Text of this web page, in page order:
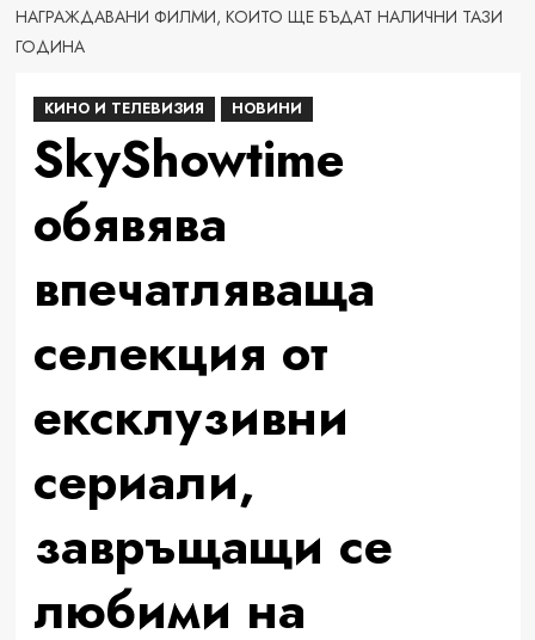
НАГРАЖДАВАНИ ФИЛМИ, КОИТО ЩЕ БЪДАТ НАЛИЧНИ ТАЗИ
ГОДИНА
КИНО И ТЕЛЕВИЗИЯ НОВИНИ
SkyShowtime
обявява
впечатляваща
селекция от
ексклузивни
сериали,
завръщащи се
любими на